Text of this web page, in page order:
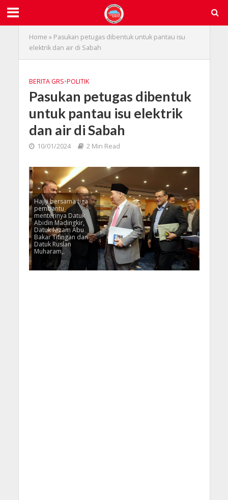
Home » Pasukan petugas dibentuk untuk pantau isu
elektrik dan air di Sabah
BERITA GRS•POLITIK
Pasukan petugas dibentuk
untuk pantau isu elektrik
dan air di Sabah
10/01/2024 2 Min Read
Hajiji bersama tiga
pembantu
menterinya Datuk
Abidin Madingkir,
Datuk Nizam Abu
Bakar Titingan dan
Datuk Ruslan
Muharam,.